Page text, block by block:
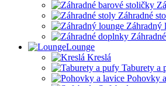
Záhradné
Záhradný
Lounge
Kreslá
Taburety a
Pohovky